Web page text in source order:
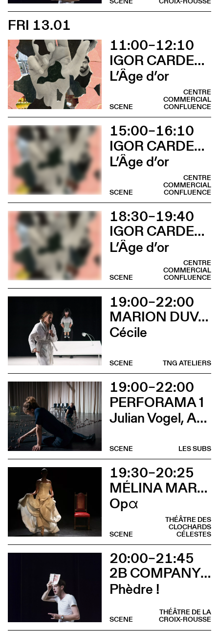
FRI 13.01
11:00–12:10
IGOR CARDELLINI & TOMAS GONZALEZ
L’Âge d’or
CENTRE
COMMERCIAL
CONFLUENCE
SCENE
15:00–16:10
IGOR CARDELLINI & TOMAS GONZALEZ
L’Âge d’or
CENTRE
COMMERCIAL
CONFLUENCE
SCENE
18:30–19:40
IGOR CARDELLINI & TOMAS GONZALEZ
L’Âge d’or
CENTRE
COMMERCIAL
CONFLUENCE
SCENE
19:00–22:00
MARION DUVAL - CHRIS CADILLAC
Cécile
TNG ATELIERS
SCENE
19:00–22:00
PERFORAMA 1
Julian Vogel, Aurélien Dougé, Igor Cardellini & Tomas Gonzalez
LES SUBS
SCENE
19:30–20:25
MÉLINA MARTIN
Opα
THÉÂTRE DES
CLOCHARDS
CÉLESTES
SCENE
20:00–21:45
2B COMPANY - FRANÇOIS GREMAUD
Phèdre !
THÉÂTRE DE LA
CROIX-ROUSSE
SCENE